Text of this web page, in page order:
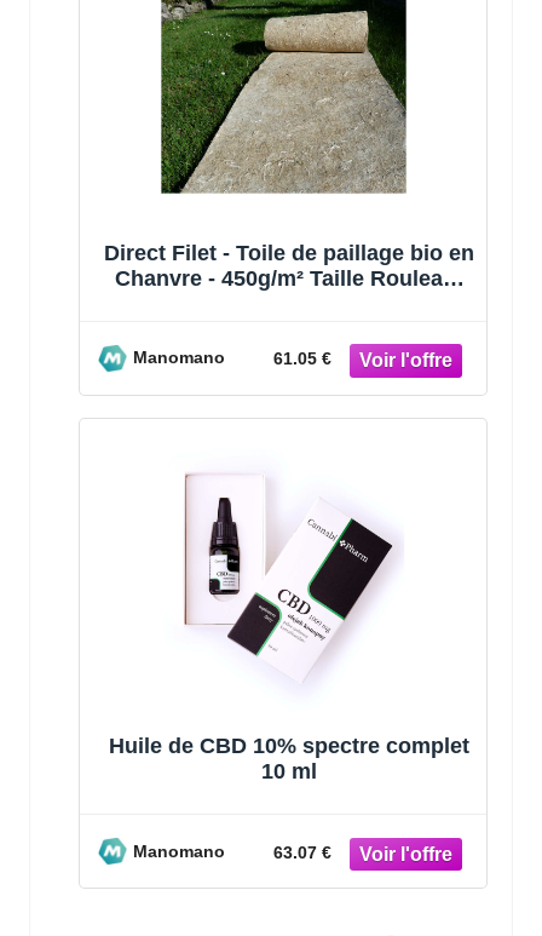
Direct Filet - Toile de paillage bio en
Chanvre - 450g/m² Taille Rouleau:
Manomano 61.05 €
Huile de CBD 10% spectre complet
10 ml
Manomano 63.07 €